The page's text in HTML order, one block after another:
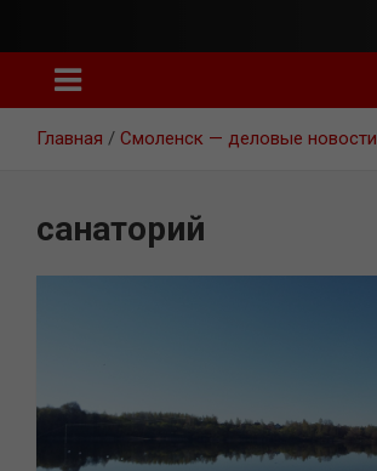
Главная Смоленск — деловые новости
санаторий